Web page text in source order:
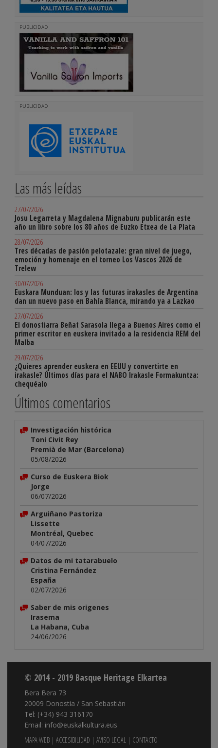
PUBLICIDAD
PUBLICIDAD
Las más leídas
27/07/2026
Josu Legarreta y Magdalena Mignaburu publicarán este
año un libro sobre los 80 años de Euzko Etxea de La Plata
28/07/2026
Tres décadas de pasión pelotazale: gran nivel de juego,
emoción y homenaje en el torneo Los Vascos 2026 de
Trelew
30/07/2026
Euskara Munduan: los y las futuras irakasles de Argentina
dan un nuevo paso en Bahía Blanca, mirando ya a Lazkao
27/07/2026
El donostiarra Beñat Sarasola llega a Buenos Aires como el
primer escritor en euskera invitado a la residencia REM del
Malba
29/07/2026
¿Quieres aprender euskera en EEUU y convertirte en
irakasle? Últimos días para el NABO Irakasle Formakuntza:
chequéalo
Últimos comentarios
Investigación histórica
Toni Civit Rey
Premià de Mar (Barcelona)
05/08/2026
Curso de Euskera Biok
Jorge
06/07/2026
Arguiñano Pastoriza
Lissette
Montréal, Quebec
04/07/2026
Datos de mi tatarabuelo
Cristina Fernández
España
02/07/2026
Saber de mis origenes
Irasema
La Habana, Cuba
24/06/2026
© 2014 - 2019 Basque Heritage Elkartea
Bera Bera 73
20009 Donostia / San Sebastián
Tel: (+34) 943 316170
Email: info@euskalkultura.eus
MAPA WEB | ACCESIBILIDAD | AVISO LEGAL | CONTACTO